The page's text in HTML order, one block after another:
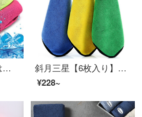
斜め月のサムスンは色の5本を混ぜて、夏季の冷たいマジックタオルを詰めて旅行します。
斜月三星【6枚入り】多機能洗車タオル磨き手ぬぐい布厚くて吸水できない【3枚入り】サンゴ拭きタオル
¥228~